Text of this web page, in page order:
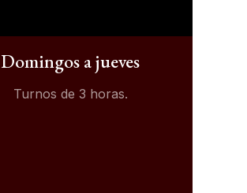
Domingos a jueves
Turnos de 3 horas.